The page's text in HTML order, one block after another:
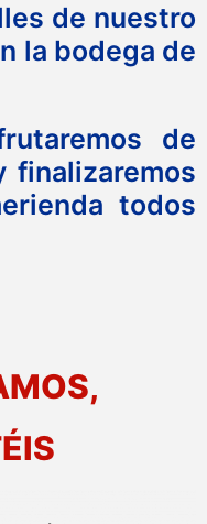
de nuestro
la bodega de
de
finalizaremos
todos